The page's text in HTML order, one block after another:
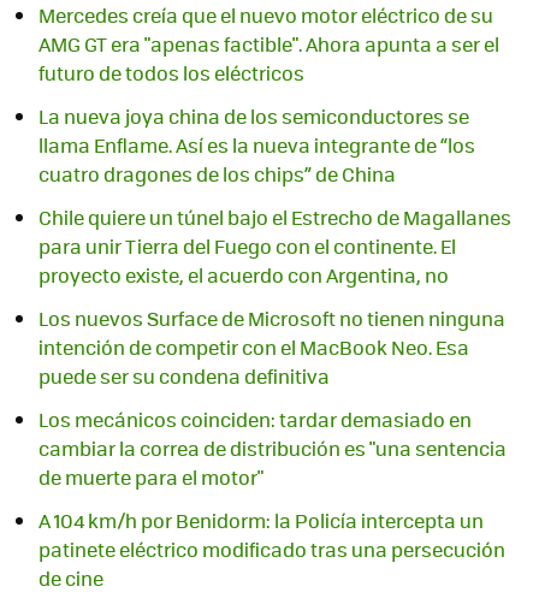
Mercedes creía que el nuevo motor eléctrico de su
AMG GT era "apenas factible". Ahora apunta a ser el
futuro de todos los eléctricos
La nueva joya china de los semiconductores se
llama Enflame. Así es la nueva integrante de “los
cuatro dragones de los chips” de China
Chile quiere un túnel bajo el Estrecho de Magallanes
para unir Tierra del Fuego con el continente. El
proyecto existe, el acuerdo con Argentina, no
Los nuevos Surface de Microsoft no tienen ninguna
intención de competir con el MacBook Neo. Esa
puede ser su condena definitiva
Los mecánicos coinciden: tardar demasiado en
cambiar la correa de distribución es "una sentencia
de muerte para el motor"
A 104 km/h por Benidorm: la Policía intercepta un
patinete eléctrico modificado tras una persecución
de cine